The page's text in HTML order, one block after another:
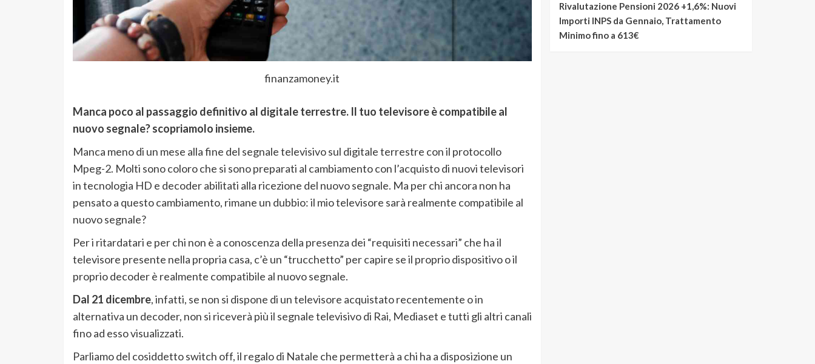
finanzamoney.it
Manca poco al passaggio definitivo al digitale terrestre. Il tuo televisore è compatibile al
nuovo segnale? scopriamolo insieme.
Manca meno di un mese alla fine del segnale televisivo sul digitale terrestre con il protocollo
Mpeg-2. Molti sono coloro che si sono preparati al cambiamento con l’acquisto di nuovi televisori
in tecnologia HD e decoder abilitati alla ricezione del nuovo segnale. Ma per chi ancora non ha
pensato a questo cambiamento, rimane un dubbio: il mio televisore sarà realmente compatibile al
nuovo segnale?
Per i ritardatari e per chi non è a conoscenza della presenza dei “requisiti necessari” che ha il
televisore presente nella propria casa, c’è un “trucchetto” per capire se il proprio dispositivo o il
proprio decoder è realmente compatibile al nuovo segnale.
Dal 21 dicembre, infatti, se non si dispone di un televisore acquistato recentemente o in
alternativa un decoder, non si riceverà più il segnale televisivo di Rai, Mediaset e tutti gli altri canali
fino ad esso visualizzati.
Parliamo del cosiddetto switch off, il regalo di Natale che permetterà a chi ha a disposizione un
Rivalutazione Pensioni 2026 +1,6%: Nuovi
Importi INPS da Gennaio, Trattamento
Minimo fino a 613€